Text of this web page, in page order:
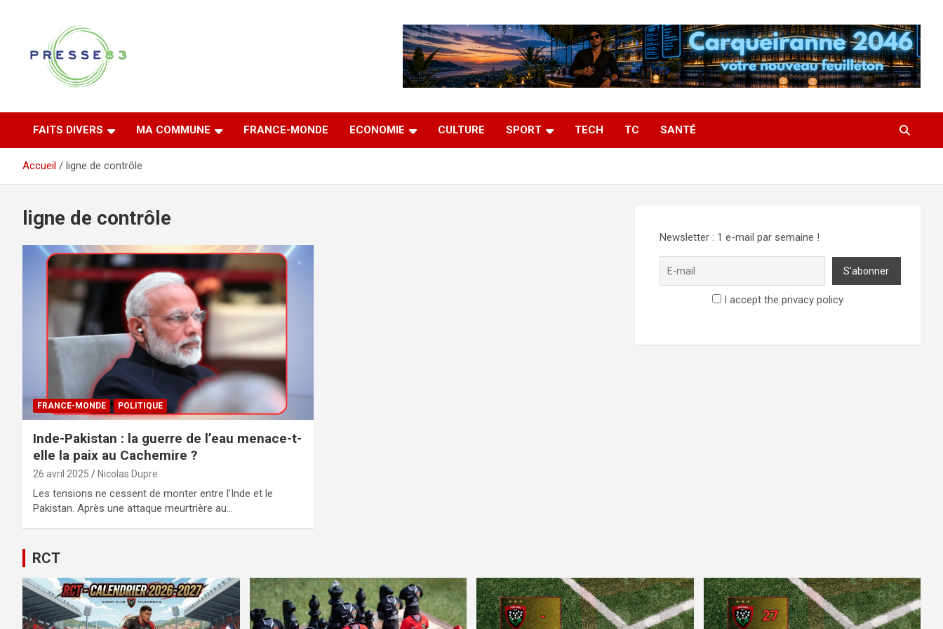
Presse 83
FAITS DIVERS MA COMMUNE FRANCE-MONDE ECONOMIE CULTURE SPORT TECH TC SANTÉ
Accueil ligne de contrôle
ligne de contrôle
FRANCE-MONDE POLITIQUE
Inde-Pakistan : la guerre de l’eau menace-t-
elle la paix au Cachemire ?
26 avril 2025 Nicolas Dupre
Les tensions ne cessent de monter entre l’Inde et le
Pakistan. Après une attaque meurtrière au…
Newsletter : 1 e-mail par semaine !
I accept the privacy policy
RCT